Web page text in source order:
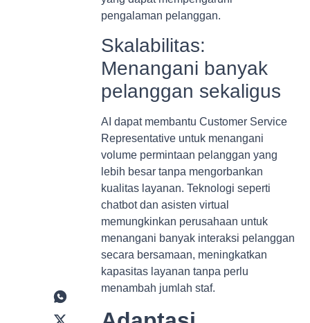
pengalaman pelanggan.
Skalabilitas:
Menangani banyak
pelanggan sekaligus
AI dapat membantu Customer Service
Representative untuk menangani
volume permintaan pelanggan yang
lebih besar tanpa mengorbankan
kualitas layanan. Teknologi seperti
chatbot dan asisten virtual
memungkinkan perusahaan untuk
menangani banyak interaksi pelanggan
secara bersamaan, meningkatkan
kapasitas layanan tanpa perlu
menambah jumlah staf.